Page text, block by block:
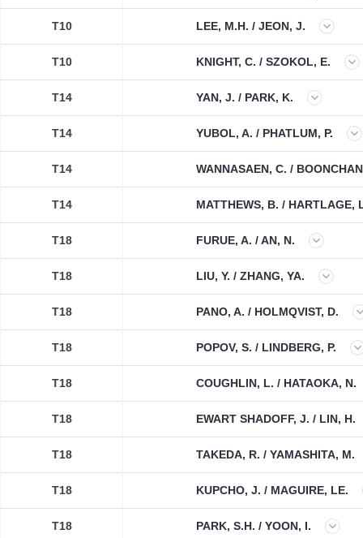
T10 LEE, M.H. / JEON, J.
T10 KNIGHT, C. / SZOKOL, E.
T14 YAN, J. / PARK, K.
T14 YUBOL, A. / PHATLUM, P.
T14 WANNASAEN, C. /
T14 MATTHEWS, B. / HARTLAGE,
T18 FURUE, A. / AN, N.
T18 LIU, Y. / ZHANG, YA.
T18 PANO, A. / HOLMQVIST, D.
T18 POPOV, S. / LINDBERG, P.
T18 COUGHLIN, L. / HATAOKA, N.
T18 EWART SHADOFF, J. / LIN, H.
T18 TAKEDA, R. / YAMASHITA, M.
T18 KUPCHO, J. / MAGUIRE, LE.
T18 PARK, S.H. / YOON, I.